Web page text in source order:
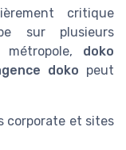
critique
sur plusieurs
doko
doko peut
corporate et sites